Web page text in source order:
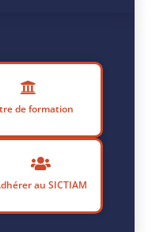
de formation
au SICTIAM